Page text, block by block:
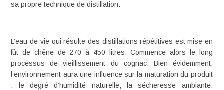
sa propre technique de distillation.
L’eau-de-vie qui résulte des distillations répétitives est mise en
fût de chêne de 270 à 450 litres. Commence alors le long
processus devieillissement du cognac. Bien évidemment,
l’environnement aura une influence sur la maturation du produit
: le degré d’humidité naturelle, la sécheresse ambiante.